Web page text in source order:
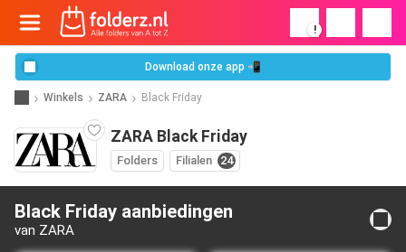
!
Download onze app 📲
Winkels ZARA Black Friday
ZARA Black Friday
Folders Filialen 24
Black Friday aanbiedingen
van ZARA